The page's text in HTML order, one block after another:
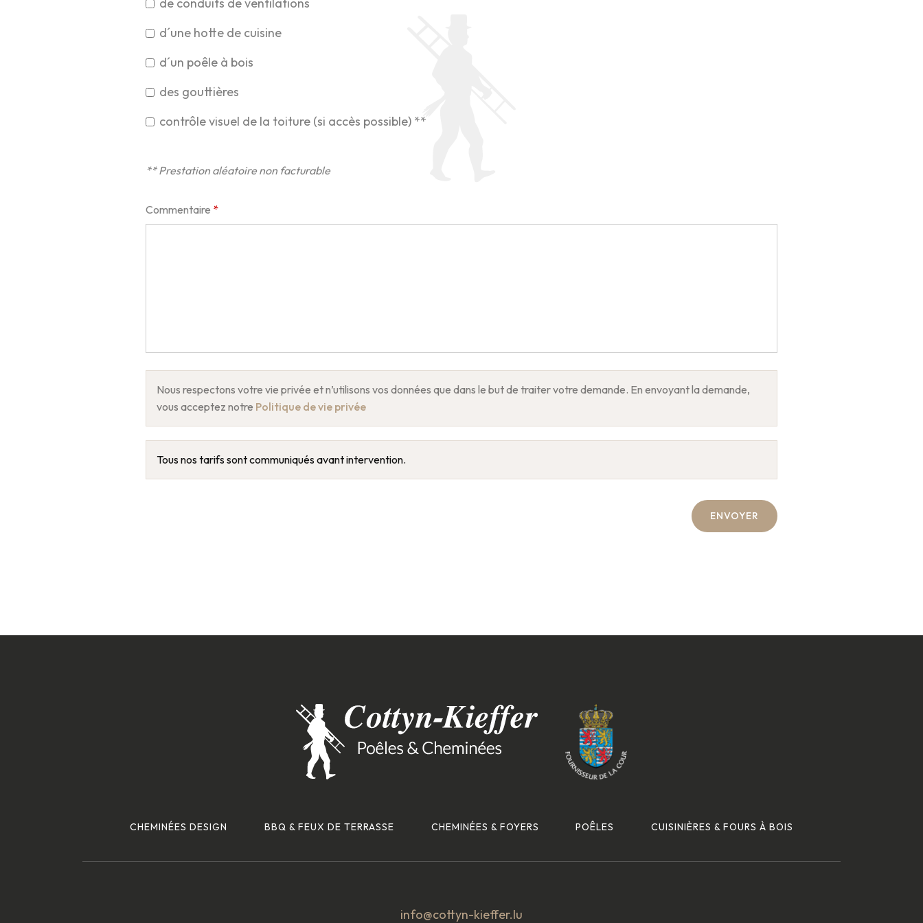
de conduits de ventilations
d´une hotte de cuisine
d´un poêle à bois
des gouttières
contrôle visuel de la toiture (si accès possible) **
** Prestation aléatoire non facturable
Commentaire
Nous respectons votre vie privée et n’utilisons vos données que dans le but de traiter votre demande. En envoyant la demande,
vous acceptez notre Politique de vie privée
Tous nos tarifs sont communiqués avant intervention.
CHEMINÉES DESIGN BBQ & FEUX DE TERRASSE CHEMINÉES & FOYERS POÊLES CUISINIÈRES & FOURS À BOIS
info@cottyn-kieffer.lu